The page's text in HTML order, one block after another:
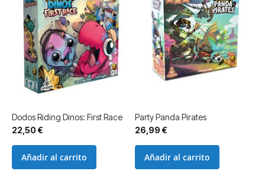
Dodos Riding Dinos: First Race
22,50 €
Añadir al carrito
Party Panda Pirates
26,99 €
Añadir al carrito